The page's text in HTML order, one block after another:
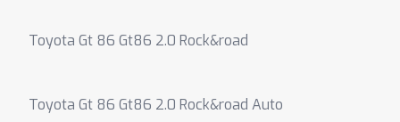
Toyota Gt 86 Gt86 2.0 Rock&road
Toyota Gt 86 Gt86 2.0 Rock&road Auto